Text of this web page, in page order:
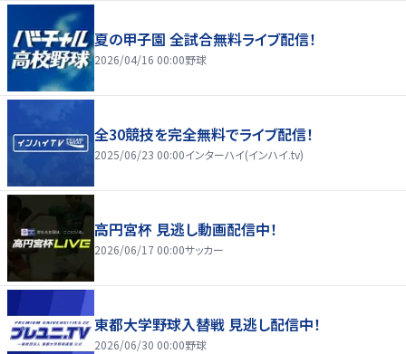
夏の甲子園 全試合無料ライブ配信！
2026/04/16 00:00野球
全30競技を完全無料でライブ配信！
2025/06/23 00:00インターハイ(インハイ.tv)
高円宮杯 見逃し動画配信中！
2026/06/17 00:00サッカー
東都大学野球入替戦 見逃し配信中！
2026/06/30 00:00野球